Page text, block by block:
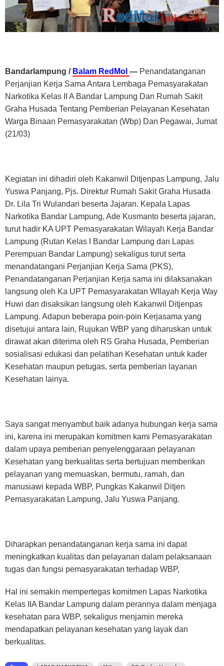
Bandarlampung / Balam RedMol — Penandatanganan
Perjanjian Kerja Sama Antara Lembaga Pemasyarakatan
Narkotika Kelas II A Bandar Lampung Dan Rumah Sakit
Graha Husada Tentang Pemberian Pelayanan Kesehatan
Warga Binaan Pemasyarakatan (Wbp) Dan Pegawai, Jumat
(21/03)
Kegiatan ini dihadiri oleh Kakanwil Ditjenpas Lampung, Jalu
Yuswa Panjang, Pjs. Direktur Rumah Sakit Graha Husada
Dr. Lila Tri Wulandari beserta Jajaran. Kepala Lapas
Narkotika Bandar Lampung, Ade Kusmanto beserta jajaran,
turut hadir KA UPT Pemasyarakatan Wilayah Kerja Bandar
Lampung (Rutan Kelas I Bandar Lampung dan Lapas
Perempuan Bandar Lampung) sekaligus turut serta
menandatangani Perjanjian Kerja Sama (PKS),
Penandatanganan Perjanjian Kerja sama ini dilaksanakan
langsung oleh Ka UPT Pemasyarakatan WIlayah Kerja Way
Huwi dan disaksikan langsung oleh Kakanwil Ditjenpas
Lampung. Adapun beberapa poin-poin Kerjasama yang
disetujui antara lain, Rujukan WBP yang diharuskan untuk
dirawat akan diterima oleh RS Graha Husada, Pemberian
sosialisasi edukasi dan pelatihan Kesehatan untuk kader
Kesehatan maupun petugas, serta pemberian layanan
Kesehatan lainya.
Saya sangat menyambut baik adanya hubungan kerja sama
ini, karena ini merupakan komitmen kami Pemasyarakatan
dalam upaya pemberian penyelenggaraan pelayanan
Kesehatan yang berkualitas serta bertujuan memberikan
pelayanan yang memuaskan, bermutu, ramah, dan
manusiawi kepada WBP, Pungkas Kakanwil Ditjen
Pemasyarakatan Lampung, Jalu Yuswa Panjang.
Diharapkan penandatanganan kerja sama ini dapat
meningkatkan kualitas dan pelayanan dalam pelaksanaan
tugas dan fungsi pemasyarakatan terhadap WBP,
Hal ini semakin mempertegas komitmen Lapas Narkotika
Kelas IIA Bandar Lampung dalam perannya dalam menjaga
kesehatan para WBP, sekaligus menjamin mereka
mendapatkan pelayanan kesehatan yang layak dan
berkualitas.